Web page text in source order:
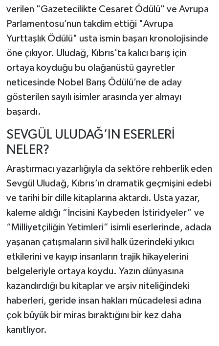
verilen "Gazetecilikte Cesaret Ödülü" ve Avrupa
Parlamentosu’nun takdim ettiği "Avrupa
Yurttaşlık Ödülü" usta ismin başarı kronolojisinde
öne çıkıyor. Uludağ, Kıbrıs'ta kalıcı barış için
ortaya koyduğu bu olağanüstü gayretler
neticesinde Nobel Barış Ödülü’ne de aday
gösterilen sayılı isimler arasında yer almayı
başardı.
SEVGÜL ULUDAĞ’IN ESERLERİ
NELER?
Araştırmacı yazarlığıyla da sektöre rehberlik eden
Sevgül Uludağ, Kıbrıs’ın dramatik geçmişini edebi
ve tarihi bir dille kitaplarına aktardı. Usta yazar,
kaleme aldığı “İncisini Kaybeden İstiridyeler” ve
“Milliyetçiliğin Yetimleri” isimli eserlerinde, adada
yaşanan çatışmaların sivil halk üzerindeki yıkıcı
etkilerini ve kayıp insanların trajik hikayelerini
belgeleriyle ortaya koydu. Yazın dünyasına
kazandırdığı bu kitaplar ve arşiv niteliğindeki
haberleri, geride insan hakları mücadelesi adına
çok büyük bir miras bıraktığını bir kez daha
kanıtlıyor.